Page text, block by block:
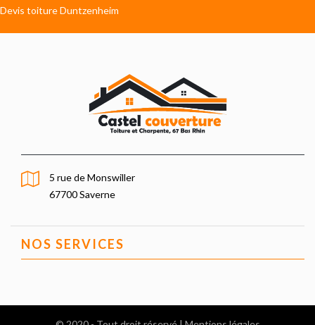
Devis toiture Duntzenheim
5 rue de Monswiller
67700 Saverne
NOS SERVICES